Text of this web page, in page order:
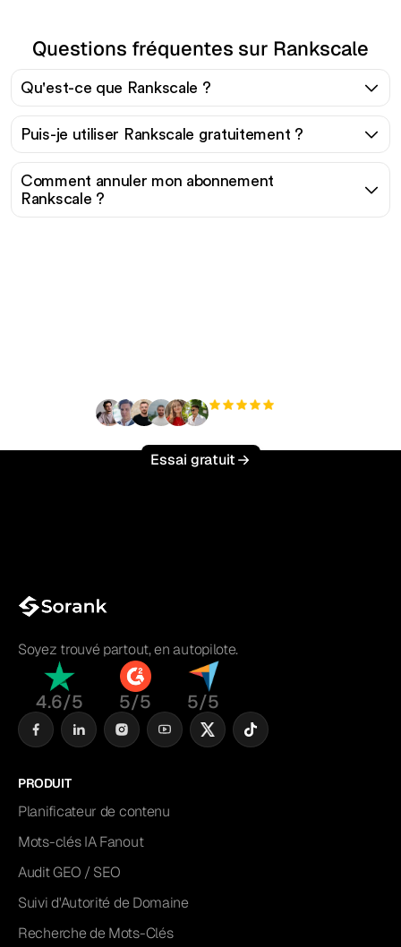
Questions fréquentes sur Rankscale
Qu'est-ce que Rankscale ?
Puis-je utiliser Rankscale gratuitement ?
Comment annuler mon abonnement
Rankscale ?
Essai gratuit
Soyez trouvé partout, en autopilote.
4.6/5 5/5 5/5
PRODUIT
Planificateur de contenu
Mots-clés IA Fanout
Audit GEO / SEO
Suivi d'Autorité de Domaine
Recherche de Mots-Clés